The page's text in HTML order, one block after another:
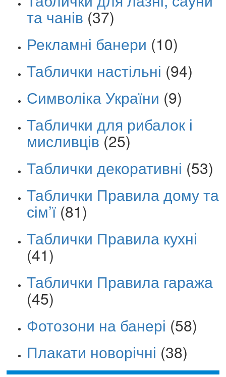
та чанів (37)
Рекламні банери (10)
Таблички настільні (94)
Символіка України (9)
Таблички для рибалок і
мисливців (25)
Таблички декоративні (53)
Таблички Правила дому та
сім’ї (81)
Таблички Правила кухні
(41)
Таблички Правила гаража
(45)
Фотозони на банері (58)
Плакати новорічні (38)